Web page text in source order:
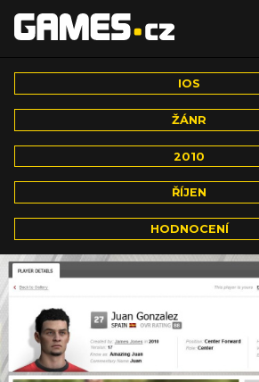
IOS
ŽÁNR
2010
ŘÍJEN
HODNOCENÍ